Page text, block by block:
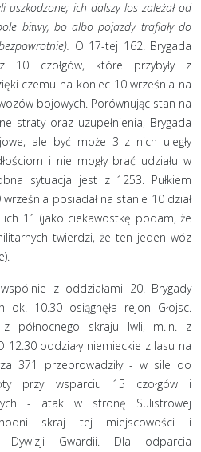
uszkodzone; ich dalszy los zależał od
bitwy, bo albo pojazdy trafiały do
O 17-tej 162. Brygada
10 czołgów, które przybyły z
czemu na koniec 10 września na
bojowych. Porównując stan na
straty oraz uzupełnienia, Brygada
ale być może 3 z nich uległy
i nie mogły brać udziału w
sytuacja jest z 1253. Pułkiem
posiadał na stanie 10 dział
11 (jako ciekawostkę podam, że
twierdzi, że ten jeden wóz
z oddziałami 20. Brygady
ok. 10.30 osiągnęła rejon Głojsc.
z północnego skraju Iwli, m.in. z
12.30 oddziały niemieckie z lasu na
371 przeprowadziły - w sile do
przy wsparciu 15 czołgów i
- atak w stronę Sulistrowej
skraj tej miejscowości i
Dywizji Gwardii. Dla odparcia